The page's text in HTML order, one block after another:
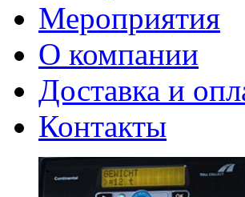
Мероприятия
О компании
Доставка и
Контакты